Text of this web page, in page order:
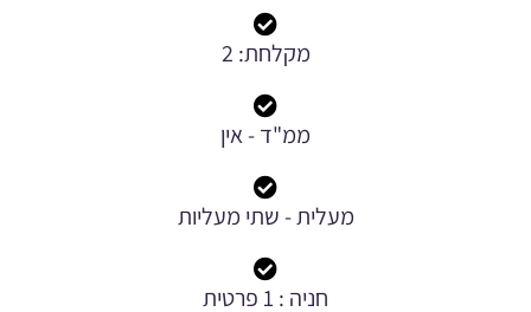
מקלחת: 2
ממ"ד - אין
מעלית - שתי מעליות
חניה : 1 פרטית